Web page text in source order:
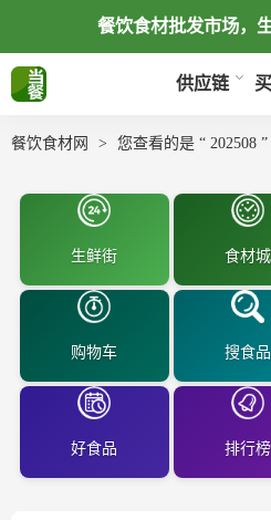
餐饮食材批发市场，
供应链
餐饮食材网 您查看的是 “ 202508
生鲜街 食材城
购物车 搜食品
好食品 排行榜